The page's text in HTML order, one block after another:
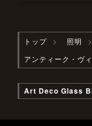
トップ 照明
アンティーク・ヴ
Art Deco Glass